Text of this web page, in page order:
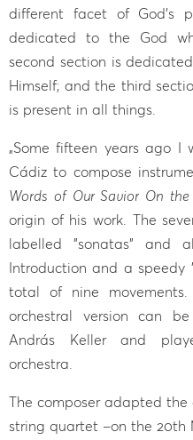
different facet of God's
dedicated to the God
second section is
Himself; and the third
is present in all things.
„Some fifteen years ago I
Cádiz to compose
Words of Our Savior On the
origin of his work. The
labelled "sonatas" and
Introduction and a speedy
total of nine
orchestral version can
András Keller and
orchestra.
The composer adapted the
string quartet –on the 20th